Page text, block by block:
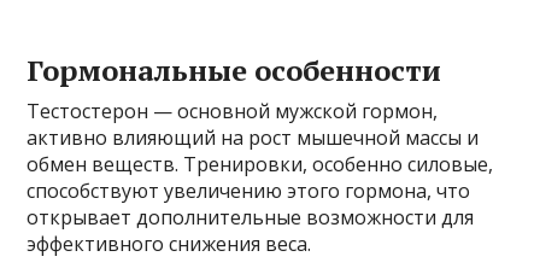
Гормональные особенности
Тестостерон — основной мужской гормон,
активно влияющий на рост мышечной массы и
обмен веществ. Тренировки, особенно силовые,
способствуют увеличению этого гормона, что
открывает дополнительные возможности для
эффективного снижения веса.